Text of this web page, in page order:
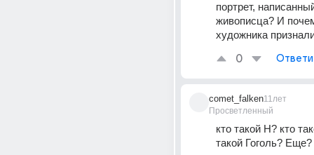
портрет,
живописца? И
художника
0
comet_falken
Просветленный
11лет
кто такой Н? кто
такой Гоголь? Eще?